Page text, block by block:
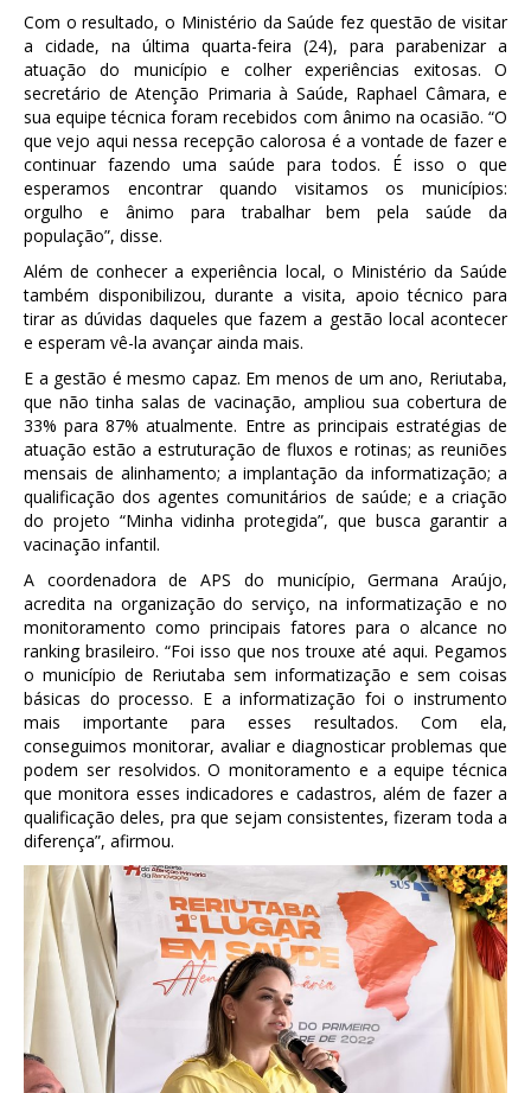
Com o resultado, o Ministério da Saúde fez questão de visitar
a cidade, na última quarta-feira (24), para parabenizar a
atuação do município e colher experiências exitosas. O
secretário de Atenção Primaria à Saúde, Raphael Câmara, e
sua equipe técnica foram recebidos com ânimo na ocasião. “O
que vejo aqui nessa recepção calorosa é a vontade de fazer e
continuar fazendo uma saúde para todos. É isso o que
esperamos encontrar quando visitamos os municípios:
orgulho e ânimo para trabalhar bem pela saúde da
população”, disse.
Além de conhecer a experiência local, o Ministério da Saúde
também disponibilizou, durante a visita, apoio técnico para
tirar as dúvidas daqueles que fazem a gestão local acontecer
e esperam vê-la avançar ainda mais.
E a gestão é mesmo capaz. Em menos de um ano, Reriutaba,
que não tinha salas de vacinação, ampliou sua cobertura de
33% para 87% atualmente. Entre as principais estratégias de
atuação estão a estruturação de fluxos e rotinas; as reuniões
mensais de alinhamento; a implantação da informatização; a
qualificação dos agentes comunitários de saúde; e a criação
do projeto “Minha vidinha protegida”, que busca garantir a
vacinação infantil.
A coordenadora de APS do município, Germana Araújo,
acredita na organização do serviço, na informatização e no
monitoramento como principais fatores para o alcance no
ranking brasileiro. “Foi isso que nos trouxe até aqui. Pegamos
o município de Reriutaba sem informatização e sem coisas
básicas do processo. E a informatização foi o instrumento
mais importante para esses resultados. Com ela,
conseguimos monitorar, avaliar e diagnosticar problemas que
podem ser resolvidos. O monitoramento e a equipe técnica
que monitora esses indicadores e cadastros, além de fazer a
qualificação deles, pra que sejam consistentes, fizeram toda a
diferença”, afirmou.